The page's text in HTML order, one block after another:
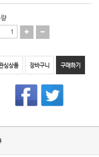
심상품 장바구니 구매하기